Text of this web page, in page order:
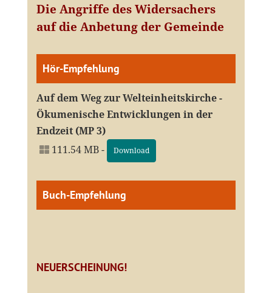
Die Angriffe des Widersachers
auf die Anbetung der Gemeinde
Hör-Empfehlung
Auf dem Weg zur Welteinheitskirche -
Ökumenische Entwicklungen in der
Endzeit (MP 3)
111.54 MB -
Download
Buch-Empfehlung
NEUERSCHEINUNG!